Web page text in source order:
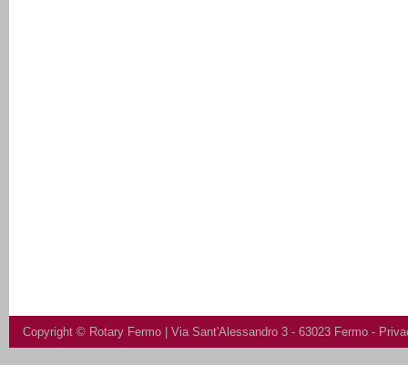
Copyright © Rotary Fermo | Via Sant'Alessandro 3 - 63023 Fermo -